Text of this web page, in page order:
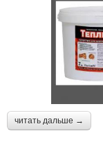
читать дальше →